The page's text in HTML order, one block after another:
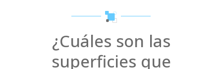
¿Cuáles son las
superficies que